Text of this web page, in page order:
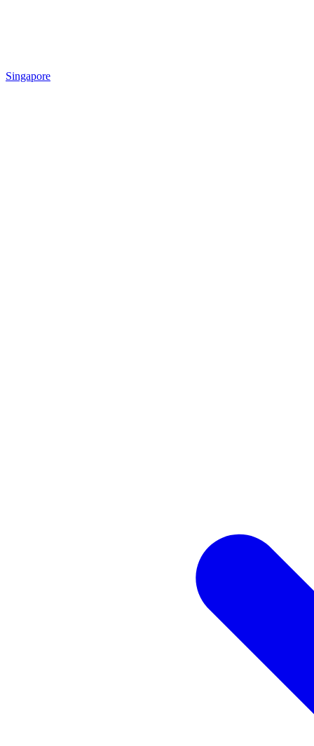
Singapore